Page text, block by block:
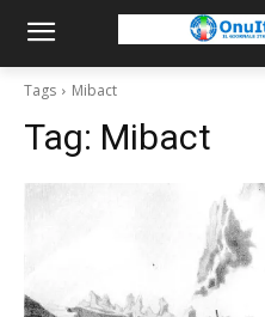
Tags Mibact
Tag: Mibact